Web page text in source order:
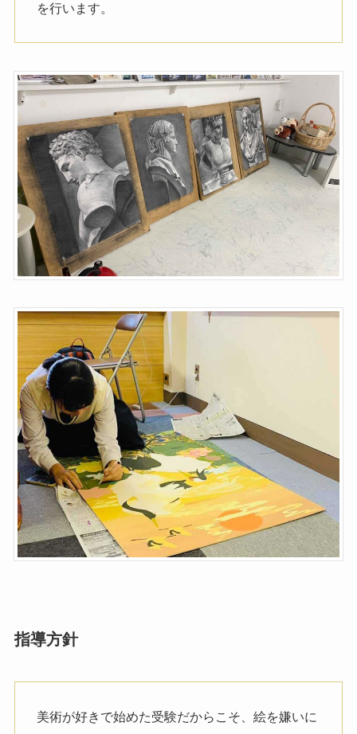
を行います。
指導方針
美術が好きで始めた受験だからこそ、絵を嫌いに